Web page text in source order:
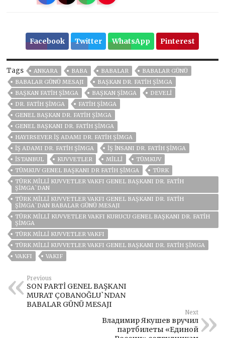
Facebook Twitter WhatsApp Pinterest
Tags ANKARA BABA BABALAR
BABALAR GÜNÜ
BABALAR GÜNÜ MESAJI
BAŞKAN DR. FATİH ŞİMGA
BAŞKAN FATIH ŞİMGA
BAŞKAN ŞİMGA
DEVELI
DR. FATIH ŞIMGA
FATİH ŞİMGA
GENEL BAŞKAN DR. FATIH ŞİMGA
GENEL BAŞKANI DR. FATIH ŞİMGA
HAYIRSEVER IŞ ADAMI DR. FATIH ŞİMGA
IŞ ADAMI DR. FATIH ŞİMGA
IŞ INSANI DR. FATIH ŞİMGA
ISTANBUL
KUVVETLER MİLLİ
TÜMKUV
TÜMKUV GENEL BAŞKANI DR FATİH ŞİMGA
TÜRK
TÜRK MİLLİ KUVVETLER VAKFI GENEL BAŞKANI DR. FATİH
ŞİMGA`DAN
TÜRK MİLLİ KUVVETLER VAKFI GENEL BAŞKANI DR. FATİH
ŞİMGA`DAN BABALAR GÜNÜ MESAJI
TÜRK MİLLÎ KUVVETLER VAKFI KURUCU GENEL BAŞKANI DR. FATİH
ŞİMGA
TÜRK MILLI KUVVETLER VAKFI
TÜRK MILLI KUVVETLER VAKFI GENEL BAŞKANI DR. FATIH ŞIMGA
VAKFI
VAKIF
Previous
SON PARTİ GENEL BAŞKANI
MURAT ÇOBANOĞLU`NDAN
BABALAR GÜNÜ MESAJI
Next
Владимир Якушев вручил
партбилеты «Единой